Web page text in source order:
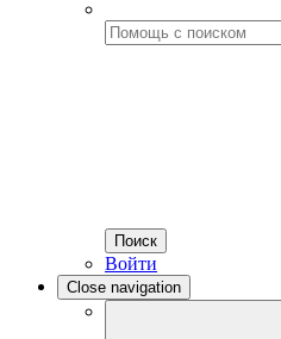
Поиск
Войти
Open
navigation
Close navigation